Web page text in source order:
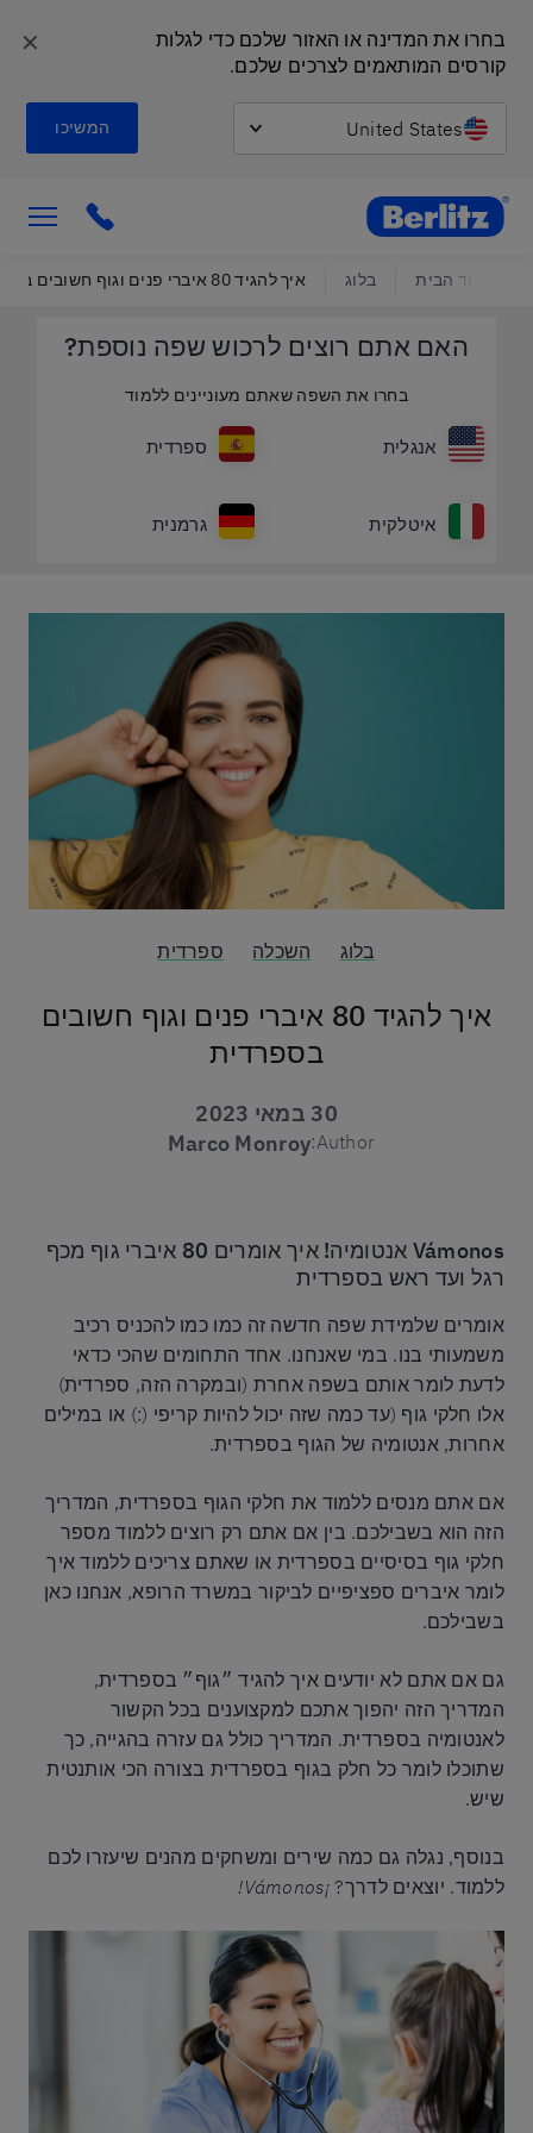
בחרו את המדינה או האזור שלכם כדי לגלות
קורסים המותאמים לצרכים שלכם.
United States המשיכו
✕
Berlitz Israel
to call
עמוד הבית בלוג איך להגיד 80 איברי פנים וגוף חשובים בספרדית
האם אתם רוצים לרכוש שפה נוספת?
בחרו את השפה שאתם מעוניינים ללמוד
אנגלית ספרדית
איטלקית גרמנית
בלוג השכלה ספרדית
איך להגיד 80 איברי פנים וגוף חשובים
בספרדית
30 במאי 2023
Author:
Marco Monroy
Vámonos אנטומיה! איך אומרים 80 איברי גוף מכף
רגל ועד ראש בספרדית
אומרים שלמידת שפה חדשה זה כמו כמו להכניס רכיב
משמעותי בנו. במי שאנחנו. אחד התחומים שהכי כדאי
לדעת לומר אותם בשפה אחרת (ובמקרה הזה, ספרדית)
אלו חלקי גוף (עד כמה שזה יכול להיות קריפי (:) או במילים
אחרות, אנטומיה של הגוף בספרדית.
אם אתם מנסים ללמוד את חלקי הגוף בספרדית, המדריך
הזה הוא בשבילכם. בין אם אתם רק רוצים ללמוד מספר
חלקי גוף בסיסיים בספרדית או שאתם צריכים ללמוד איך
לומר איברים ספציפיים לביקור במשרד הרופא, אנחנו כאן
בשבילכם.
גם אם אתם לא יודעים איך להגיד ״גוף״ בספרדית,
המדריך הזה יהפוך אתכם למקצוענים בכל הקשור
לאנטומיה בספרדית. המדריך כולל גם עזרה בהגייה, כך
שתוכלו לומר כל חלק בגוף בספרדית בצורה הכי אותנטית
שיש.
בנוסף, נגלה גם כמה שירים ומשחקים מהנים שיעזרו לכם
ללמוד. יוצאים לדרך? ¡Vámonos!